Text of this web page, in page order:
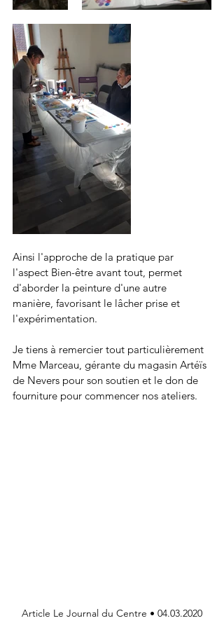
Ainsi l'approche de la pratique par
l'aspect Bien-être avant tout, permet
d'aborder la peinture d'une autre
manière, favorisant le lâcher prise et
l'expérimentation.
Je tiens à remercier tout particulièrement
Mme Marceau, gérante du magasin Artéïs
de Nevers pour son soutien et le don de
fourniture pour commencer nos ateliers.
Article Le Journal du Centre • 04.03.2020